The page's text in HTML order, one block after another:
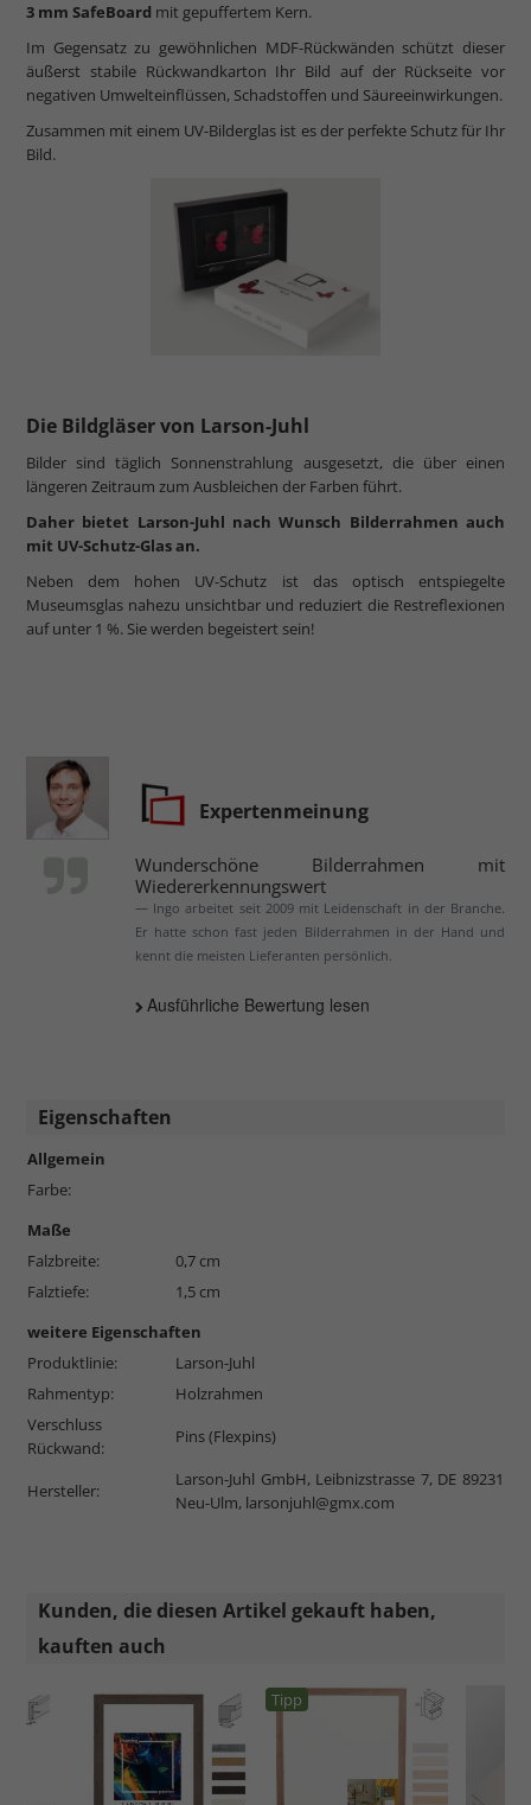
3 mm SafeBoard mit gepuffertem Kern.
Im Gegensatz zu gewöhnlichen MDF-Rückwänden schützt dieser
äußerst stabile Rückwandkarton Ihr Bild auf der Rückseite vor
negativen Umwelteinflüssen, Schadstoffen und Säureeinwirkungen.
Zusammen mit einem UV-Bilderglas ist es der perfekte Schutz für Ihr
Bild.
Die Bildgläser von Larson-Juhl
Bilder sind täglich Sonnenstrahlung ausgesetzt, die über einen
längeren Zeitraum zum Ausbleichen der Farben führt.
Daher bietet Larson-Juhl nach Wunsch Bilderrahmen auch
mit UV-Schutz-Glas an.
Neben dem hohen UV-Schutz ist das optisch entspiegelte
Museumsglas nahezu unsichtbar und reduziert die Restreflexionen
auf unter 1 %. Sie werden begeistert sein!
Expertenmeinung
Wunderschöne Bilderrahmen mit
Wiedererkennungswert
Ingo arbeitet seit 2009 mit Leidenschaft in der Branche.
Er hatte schon fast jeden Bilderrahmen in der Hand und
kennt die meisten Lieferanten persönlich.
Ausführliche Bewertung lesen
Eigenschaften
Allgemein
Farbe:
Maße
Falzbreite:
0,7 cm
Falztiefe:
1,5 cm
weitere Eigenschaften
Produktlinie:
Larson-Juhl
Rahmentyp:
Holzrahmen
Verschluss
Rückwand:
Pins (Flexpins)
Hersteller:
Larson-Juhl GmbH, Leibnizstrasse 7, DE 89231
Neu-Ulm, larsonjuhl@gmx.com
Kunden, die diesen Artikel gekauft haben,
kauften auch
Tipp